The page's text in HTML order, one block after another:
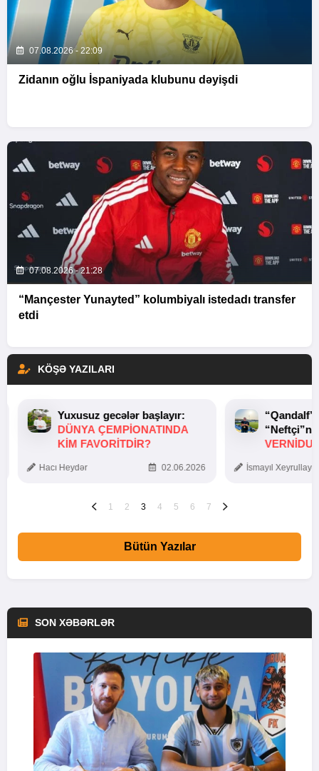
07.08.2026 - 22:09
Zidanın oğlu İspaniyada klubunu dəyişdi
07.08.2026 - 21:28
“Mançester Yunayted” kolumbiyalı istedadı transfer
etdi
KÖŞƏ YAZILARI
Yuxusuz gecələr başlayır:
DÜNYA ÇEMPIONATINDA
KIM FAVORITDIR?
Hacı Heydər 02.06.2026 İsmayıl
1 2 3 4 5 6 7
Bütün Yazılar
SON XƏBƏRLƏR